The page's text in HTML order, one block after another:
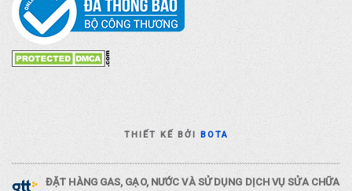
THIẾT KẾ BỞIBOTA
ĐẶT HÀNG GAS, GẠO, NƯỚC VÀ SỬ DỤNG DỊCH VỤ SỬA CHỮA